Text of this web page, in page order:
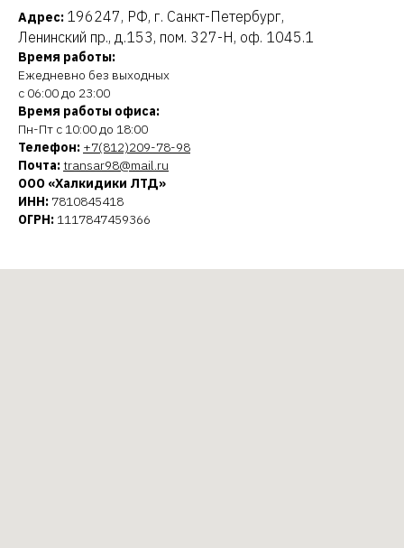
Адрес: 196247, РФ, г. Санкт-Петербург,
Ленинский пр., д.153, пом. 327-Н, оф. 1045.1
Время работы:
Ежедневно без выходных
с 06:00 до 23:00
Время работы офиса:
Пн-Пт с 10:00 до 18:00
Телефон: +7(812)209-78-98
Почта:transar98@mail.ru
ООО «Халкидики ЛТД»
ИНН: 7810845418
ОГРН: 1117847459366